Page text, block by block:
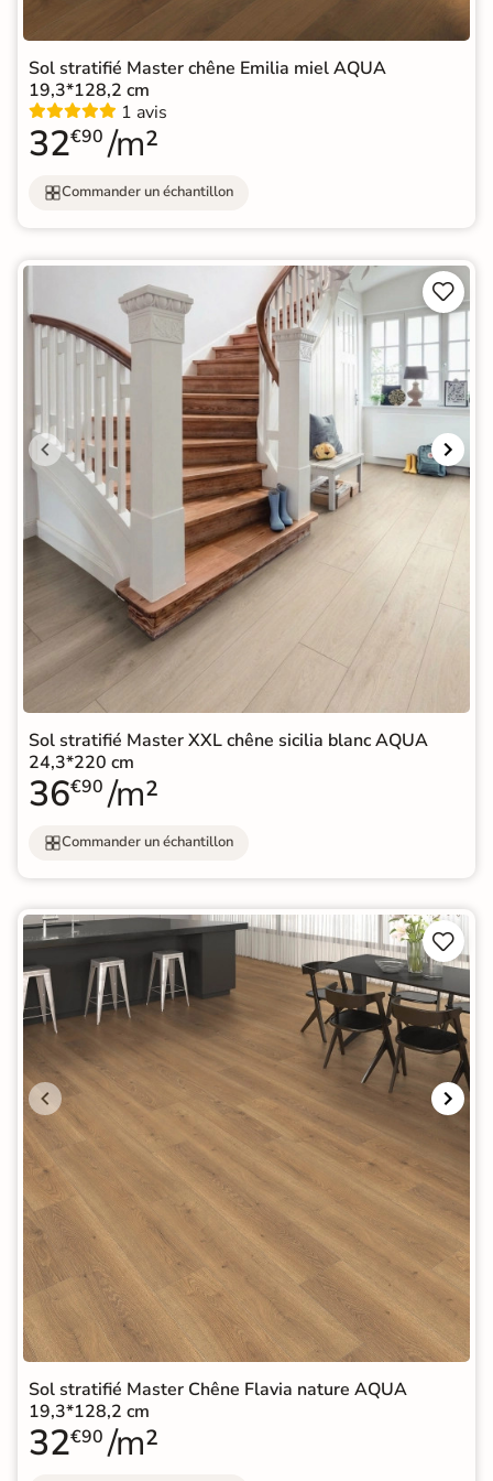
Sol stratifié Master chêne Emilia miel AQUA
19,3*128,2 cm
1 avis
32€90 /m²
Commander un échantillon


Sol stratifié Master XXL chêne sicilia blanc AQUA
24,3*220 cm
36€90 /m²
Commander un échantillon


Sol stratifié Master Chêne Flavia nature AQUA
19,3*128,2 cm
32€90 /m²